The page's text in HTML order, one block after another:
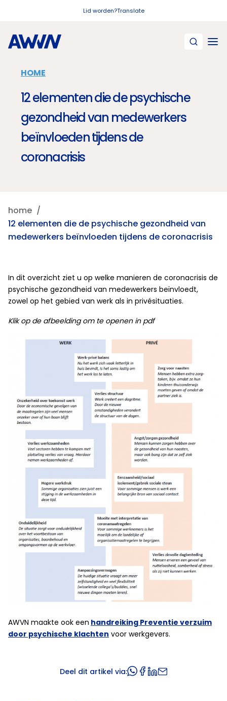
Lid worden?Translate
HOME
12 elementen die de psychische
gezondheid van medewerkers
beïnvloeden tijdens de
coronacrisis
home
12 elementen die de psychische gezondheid van
medewerkers beïnvloeden tijdens de coronacrisis
In dit overzicht ziet u op welke manieren de coronacrisis de
psychische gezondheid van medewerkers beïnvloedt,
zowel op het gebied van werk als in privésituaties.
Klik op de afbeelding om te openen in pdf
AWVN maakte ook een handreiking Preventie verzuim
door psychische klachten voor werkgevers.
Deel dit artikel via: